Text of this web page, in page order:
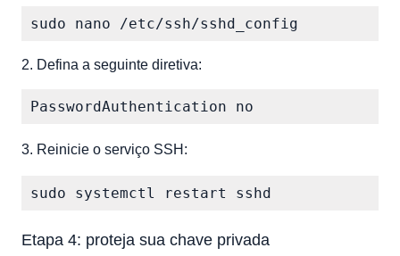
sudo nano /etc/ssh/sshd_config
2. Defina a seguinte diretiva:
PasswordAuthentication no
3. Reinicie o serviço SSH:
sudo systemctl restart sshd
Etapa 4: proteja sua chave privada